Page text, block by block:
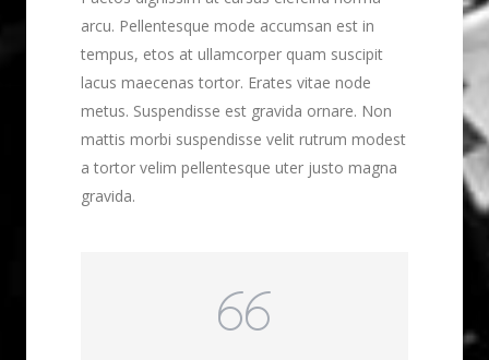
arcu. Pellentesque mode accumsan est in
tempus, etos at ullamcorper quam suscipit
lacus maecenas tortor. Erates vitae node
metus. Suspendisse est gravida ornare. Non
mattis morbi suspendisse velit rutrum modest
a tortor velim pellentesque uter justo magna
gravida.